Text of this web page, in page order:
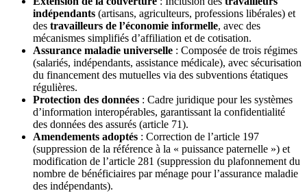
indépendants (artisans, agriculteurs, professions libérales) et
des travailleurs de l’économie informelle, avec des
mécanismes simplifiés d’affiliation et de cotisation.
Assurance maladie universelle : Composée de trois régimes
(salariés, indépendants, assistance médicale), avec sécurisation
du financement des mutuelles via des subventions étatiques
régulières.
Protection des données : Cadre juridique pour les systèmes
d’information interopérables, garantissant la confidentialité
des données des assurés (article 71).
Amendements adoptés : Correction de l’article 197
(suppression de la référence à la « puissance paternelle ») et
modification de l’article 281 (suppression du plafonnement du
nombre de bénéficiaires par ménage pour l’assurance maladie
des indépendants).